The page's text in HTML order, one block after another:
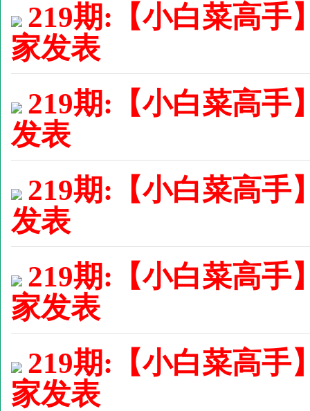
219期:【小白菜高手
家发表
219期:【小白菜高手
发表
219期:【小白菜高手
发表
219期:【小白菜高
家发表
219期:【小白菜高
家发表